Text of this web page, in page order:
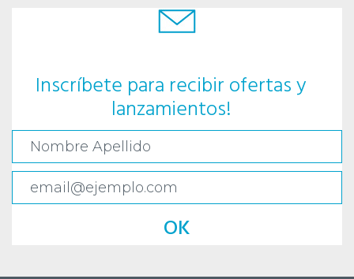
Inscríbete para recibir ofertas y
lanzamientos!
OK